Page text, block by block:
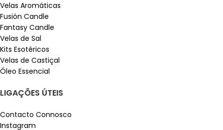
Velas Aromáticas
Fusión Candle
Fantasy Candle
Velas de Sal
Kits Esotéricos
Velas de Castiçal
Óleo Essencial
LIGAÇÕES ÚTEIS
Contacto Connosco
Instagram